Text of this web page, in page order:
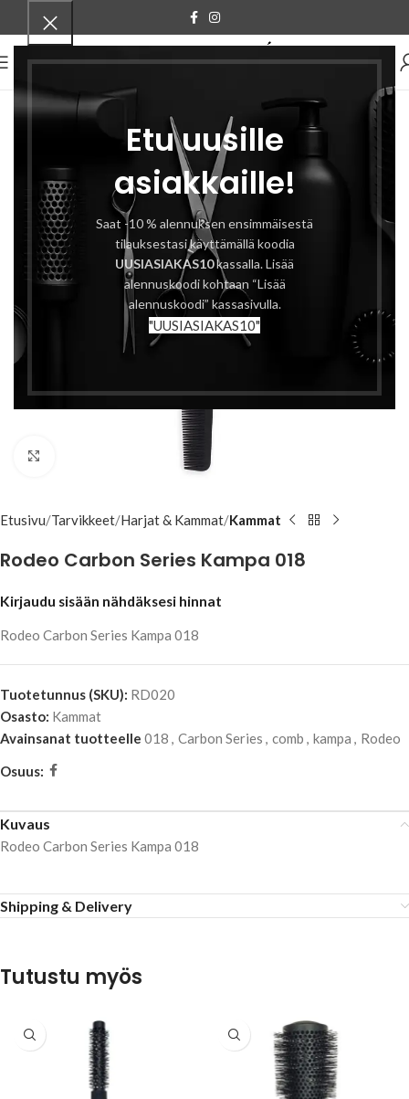
Etu uusille
asiakkaille!
Saat -10 % alennuksen ensimmäisestä
tilauksestasi käyttämällä koodia
UUSIASIAKAS10kassalla. Lisää
alennuskoodi kohtaan “Lisää
alennuskoodi” kassasivulla.
"UUSIASIAKAS10"
VALIKKO
Etusivu Tarvikkeet Harjat & Kammat Kammat
Rodeo Carbon Series Kampa 018
Kirjaudu sisään nähdäksesi hinnat
Rodeo Carbon Series Kampa 018
Tuotetunnus (SKU): RD020
Osasto: Kammat
Avainsanat tuotteelle 018 , Carbon Series , comb , kampa , Rodeo
Osuus:
Kuvaus
Rodeo Carbon Series Kampa 018
Shipping & Delivery
Tutustu myös